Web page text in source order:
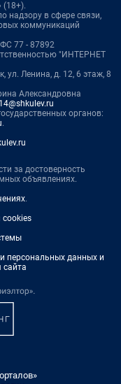
(18+).
надзору в сфере связи,
коммуникаций
77 - 87892
"ИНТЕРНЕТ
ул. Ленина, д. 12, 6 этаж, 8
Александровна
14@shkulev.ru
органов:
.
за достоверность
объявлениях.
.
cookies
персональных данных и
сайта